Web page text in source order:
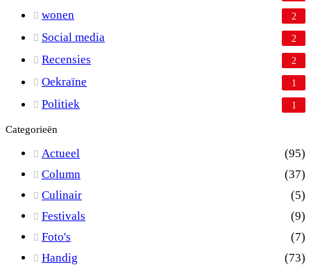
wonen 2
Social media 2
Recensies 2
Oekraïne 1
Politiek 1
Categorieën
Actueel
(95)
Column
(37)
Culinair
(5)
Festivals
(9)
Foto's
(7)
Handig
(73)